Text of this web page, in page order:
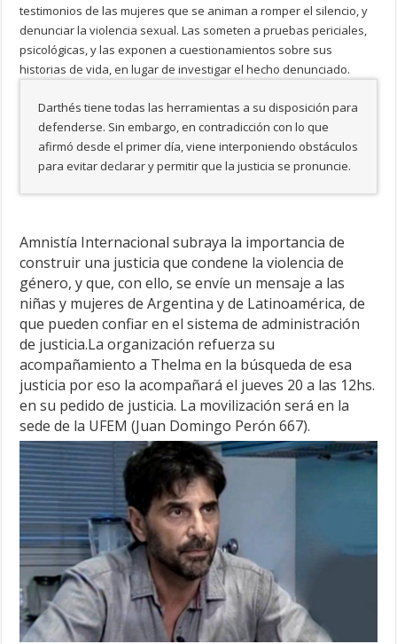
testimonios de las mujeres que se animan a romper el silencio, y
denunciar la violencia sexual. Las someten a pruebas periciales,
psicológicas, y las exponen a cuestionamientos sobre sus
historias de vida, en lugar de investigar el hecho denunciado.
Darthés tiene todas las herramientas a su disposición para
defenderse. Sin embargo, en contradicción con lo que
afirmó desde el primer día, viene interponiendo obstáculos
para evitar declarar y permitir que la justicia se pronuncie.
Amnistía Internacional subraya la importancia de
construir una justicia que condene la violencia de
género, y que, con ello, se envíe un mensaje a las
niñas y mujeres de Argentina y de Latinoamérica, de
que pueden confiar en el sistema de administración
de justicia.La organización refuerza su
acompañamiento a Thelma en la búsqueda de esa
justicia por eso la acompañará el jueves 20 a las 12hs.
en su pedido de justicia. La movilización será en la
sede de la UFEM (Juan Domingo Perón 667).